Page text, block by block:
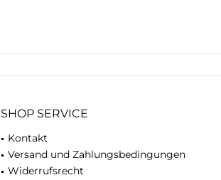
SHOP SERVICE
Kontakt
Versand und Zahlungsbedingungen
Widerrufsrecht